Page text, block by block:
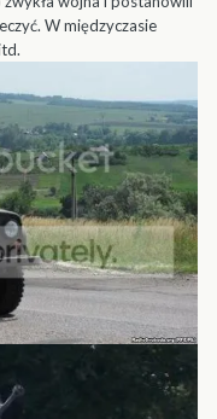
W międzyczasie